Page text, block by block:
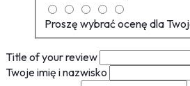
Proszę wybrać ocenę dla
Title of your review
Twoje imię i nazwisko